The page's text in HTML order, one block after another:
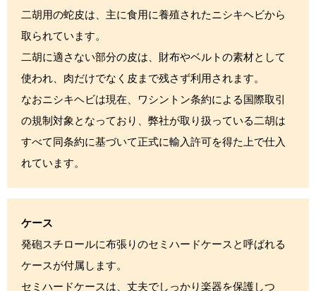
二胡用の蛇皮は、主に食用に養殖されたニシキヘビから
取られています。
二胡に適さない部分の皮は、財布やベルトの素材として
使われ、肉だけでなく皮まで残さず利用されます。
なおニシキヘビは現在、ワシントン条約による国際取引
の規制対象となっており、弊社が取り扱っている二胡は
すべて同条約に基づいて正式に輸入許可を得た上で仕入
れています。
ケース
発砲スチロールに布張りのセミハードケースと呼ばれる
ケースが付属します。
セミハードケースは、丈夫でしっかり楽器を保護しつ